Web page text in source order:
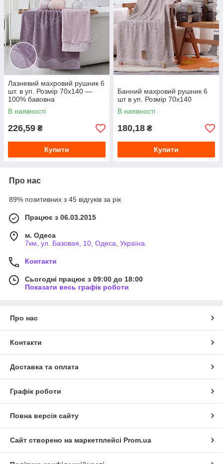
Лазневий махровий рушник 6
шт. в уп. Розмір 70х140 —
100% бавовна
В наявності
226,59 ₴
Купити
Банний махровий рушник 6
шт в уп. Розмір 70х140
В наявності
180,18 ₴
Купити
Про нас
89% позитивних з 45 відгуків за рік
Працює з 06.03.2015
м. Одеса
7км, ул. Базовая, 10, Одеса, Україна
Контакти
Сьогодні працює з 09:00 до 18:00
Показати весь графік роботи
Про нас
Контакти
Доставка та оплата
Графік роботи
Повна версія сайту
Сайт створено на маркетплейсі Prom.ua